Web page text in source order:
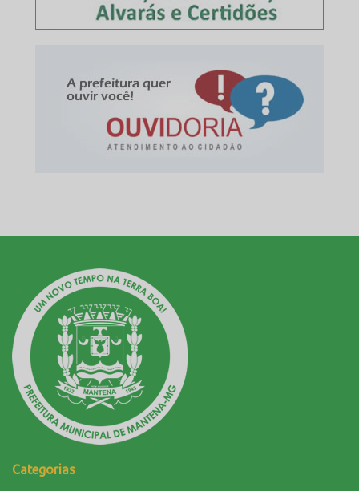
Categorias